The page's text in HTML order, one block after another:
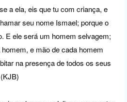
a ela, eis que tu com criança, e
seu nome Ismael; porque o
E ele será um homem selvagem;
e mão de cada homem
na presença de todos os seus